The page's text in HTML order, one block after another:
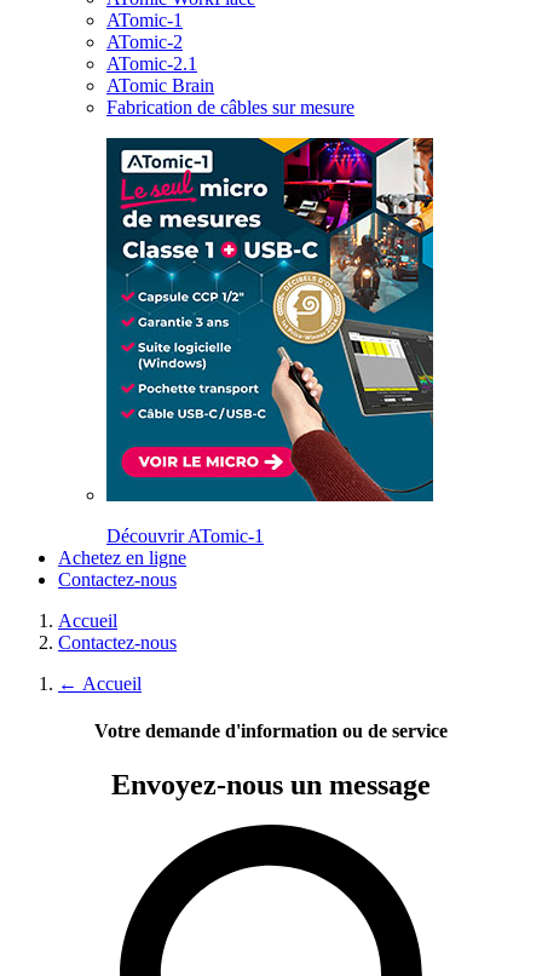
ATomic-1
ATomic-2
ATomic-2.1
ATomic Brain
Fabrication de câbles sur mesure
Découvrir ATomic-1
Achetez en ligne
Contactez-nous
Accueil
Contactez-nous
← Accueil
Votre demande d'information ou de service
Envoyez-nous un message